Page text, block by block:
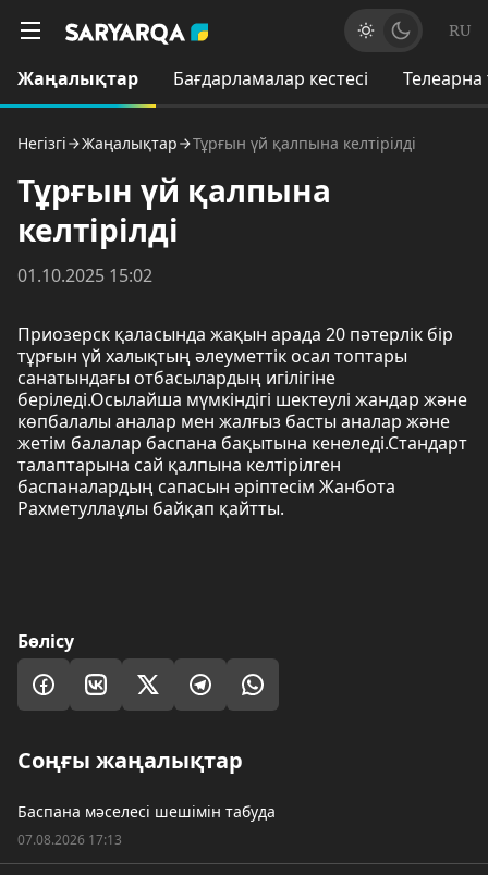
RU
Жаңалықтар Бағдарламалар кестесі
Негізгі Жаңалықтар Тұрғын үй қалпына келтірілді
Тұрғын үй қалпына
келтірілді
01.10.2025 15:02
Приозерск қаласында жақын арада 20 пәтерлік бір
тұрғын үй халықтың әлеуметтік осал топтары
санатындағы отбасылардың игілігіне
беріледі.Осылайша мүмкіндігі шектеулі жандар және
көпбалалы аналар мен жалғыз басты аналар және
жетім балалар баспана бақытына кенеледі.Стандарт
талаптарына сай қалпына келтірілген
баспаналардың сапасын әріптесім Жанбота
Рахметуллаұлы байқап қайтты.
Бөлісу
Соңғы жаңалықтар
Баспана мәселесі шешімін табуда
07.08.2026 17:13